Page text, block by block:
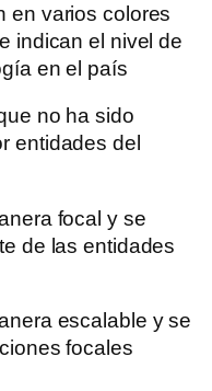
en varios colores
indican el nivel de
en el país
no ha sido
entidades del
focal y se
de las entidades
escalable y se
focales